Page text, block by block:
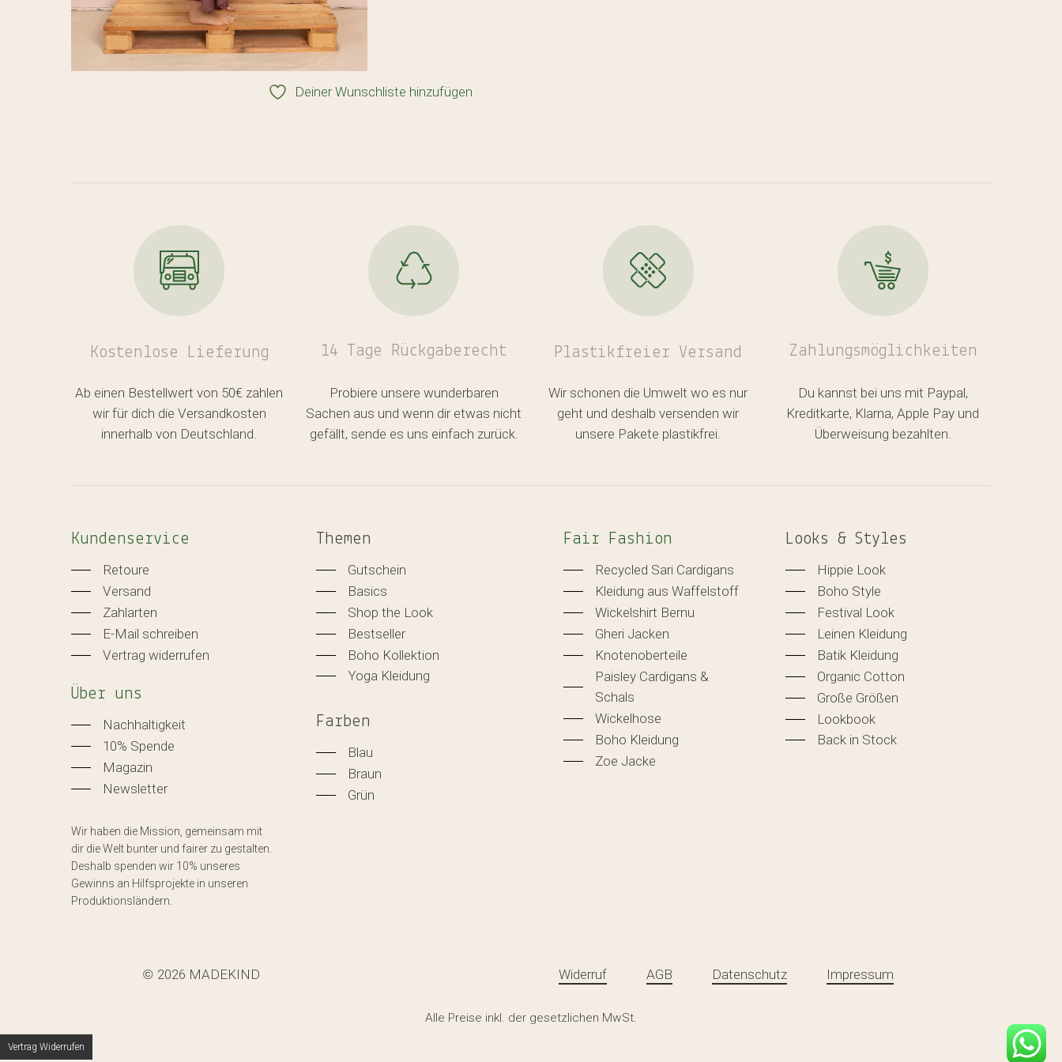
Zwischensumme:
Deiner Wunschliste hinzufügen
Kostenlose Lieferung
Ab einen Bestellwert von 50€ zahlen
wir für dich die Versandkosten
innerhalb von Deutschland.
14 Tage Rückgaberecht
Probiere unsere wunderbaren
Sachen aus und wenn dir etwas nicht
gefällt, sende es uns einfach zurück.
Plastikfreier Versand
Wir schonen die Umwelt wo es nur
geht und deshalb versenden wir
unsere Pakete plastikfrei.
Zahlungsmöglichkeiten
Du kannst bei uns mit Paypal,
Kreditkarte, Klarna, Apple Pay und
Überweisung bezahlten.
Kundenservice
Retoure
Versand
Zahlarten
E-Mail schreiben
Vertrag widerrufen
Über uns
Nachhaltigkeit
10% Spende
Magazin
Newsletter
Wir haben die Mission, gemeinsam mit
dir die Welt bunter und fairer zu gestalten.
Deshalb spenden wir 10% unseres
Gewinns an Hilfsprojekte in unseren
Produktionsländern.
Themen
Gutschein
Basics
Shop the Look
Bestseller
Boho Kollektion
Yoga Kleidung
Farben
Blau
Braun
Grün
Fair Fashion
Recycled Sari Cardigans
Kleidung aus Waffelstoff
Wickelshirt Bernu
Gheri Jacken
Knotenoberteile
Paisley Cardigans &
Schals
Wickelhose
Boho Kleidung
Zoe Jacke
Looks & Styles
Hippie Look
Boho Style
Festival Look
Leinen Kleidung
Batik Kleidung
Organic Cotton
Große Größen
Lookbook
Back in Stock
© 2026 MADEKIND Widerruf AGB Datenschutz Impressum
Alle Preise inkl. der gesetzlichen MwSt.
Vertrag Widerrufen